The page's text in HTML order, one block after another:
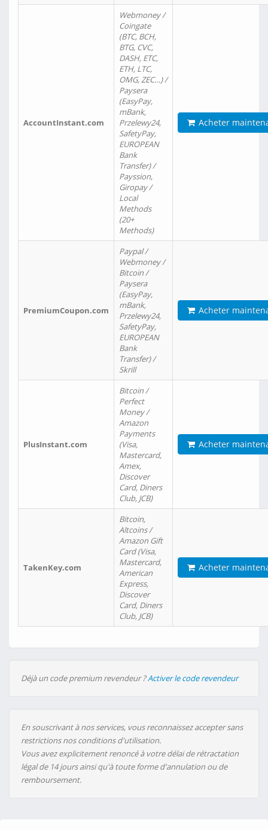
AccountInstant.com
Webmoney /
Coingate
(BTC, BCH,
BTG, CVC,
DASH, ETC,
ETH, LTC,
OMG, ZEC…) /
Paysera
(EasyPay,
mBank,
Przelewy24,
SafetyPay,
EUROPEAN
Bank
Transfer) /
Payssion,
Giropay /
Local
Methods
(20+
Methods)
Acheter
PremiumCoupon.com
Paypal /
Webmoney /
Bitcoin /
Paysera
(EasyPay,
mBank,
Przelewy24,
SafetyPay,
EUROPEAN
Bank
Transfer) /
Skrill
Acheter
PlusInstant.com
Bitcoin /
Perfect
Money /
Amazon
Payments
(Visa,
Mastercard,
Amex,
Discover
Card, Diners
Club, JCB)
Acheter
TakenKey.com
Bitcoin,
Altcoins /
Amazon Gift
Card (Visa,
Mastercard,
American
Express,
Discover
Card, Diners
Club, JCB)
Acheter
Déjà un code premium revendeur ?Activer le code revendeur
En souscrivant à nos services, vous reconnaissez accepter sans
restrictions nos conditions d'utilisation.
Vous avez explicitement renoncé à votre délai de rétractation
légal de 14 jours ainsi qu'à toute forme d'annulation ou de
remboursement.